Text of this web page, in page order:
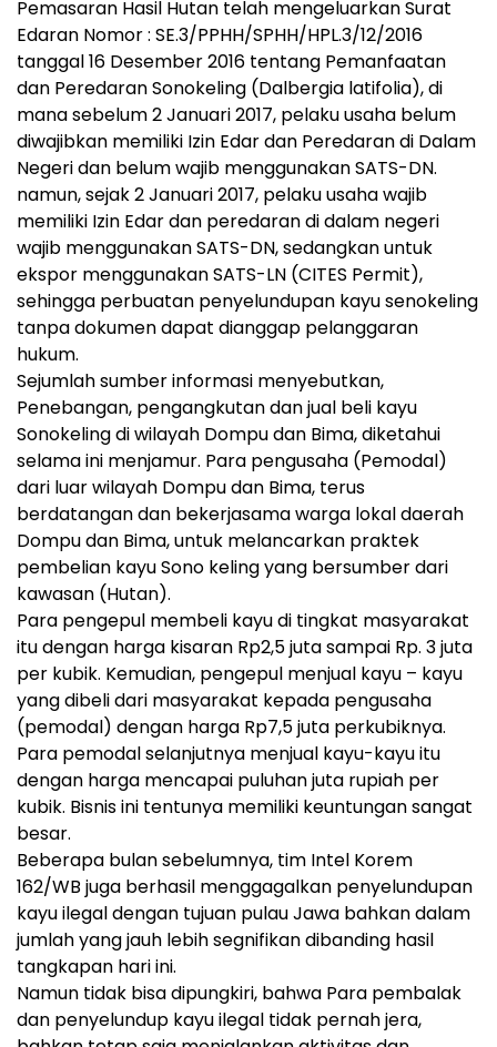
Pemasaran Hasil Hutan telah mengeluarkan Surat
Edaran Nomor : SE.3/PPHH/SPHH/HPL.3/12/2016
tanggal 16 Desember 2016 tentang Pemanfaatan
dan Peredaran Sonokeling (Dalbergia latifolia), di
mana sebelum 2 Januari 2017, pelaku usaha belum
diwajibkan memiliki Izin Edar dan Peredaran di Dalam
Negeri dan belum wajib menggunakan SATS-DN.
namun, sejak 2 Januari 2017, pelaku usaha wajib
memiliki Izin Edar dan peredaran di dalam negeri
wajib menggunakan SATS-DN, sedangkan untuk
ekspor menggunakan SATS-LN (CITES Permit),
sehingga perbuatan penyelundupan kayu senokeling
tanpa dokumen dapat dianggap pelanggaran
hukum.
Sejumlah sumber informasi menyebutkan,
Penebangan, pengangkutan dan jual beli kayu
Sonokeling di wilayah Dompu dan Bima, diketahui
selama ini menjamur. Para pengusaha (Pemodal)
dari luar wilayah Dompu dan Bima, terus
berdatangan dan bekerjasama warga lokal daerah
Dompu dan Bima, untuk melancarkan praktek
pembelian kayu Sono keling yang bersumber dari
kawasan (Hutan).
Para pengepul membeli kayu di tingkat masyarakat
itu dengan harga kisaran Rp2,5 juta sampai Rp. 3 juta
per kubik. Kemudian, pengepul menjual kayu – kayu
yang dibeli dari masyarakat kepada pengusaha
(pemodal) dengan harga Rp7,5 juta perkubiknya.
Para pemodal selanjutnya menjual kayu-kayu itu
dengan harga mencapai puluhan juta rupiah per
kubik. Bisnis ini tentunya memiliki keuntungan sangat
besar.
Beberapa bulan sebelumnya, tim Intel Korem
162/WB juga berhasil menggagalkan penyelundupan
kayu ilegal dengan tujuan pulau Jawa bahkan dalam
jumlah yang jauh lebih segnifikan dibanding hasil
tangkapan hari ini.
Namun tidak bisa dipungkiri, bahwa Para pembalak
dan penyelundup kayu ilegal tidak pernah jera,